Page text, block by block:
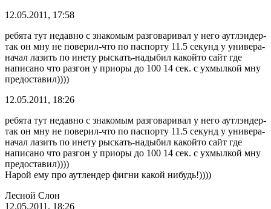
12.05.2011, 17:58
ребята тут недавно с знакомым разговаривал у него аутлэндер-
так он мну не поверил-что по паспорту 11.5 секунд у универа-
начал лазить по инету рыскать-надыбил какойто сайт где
написано что разгон у приоры до 100 14 сек. с ухмылкой мну
предоставил))))
12.05.2011, 18:26
ребята тут недавно с знакомым разговаривал у него аутлэндер-
так он мну не поверил-что по паспорту 11.5 секунд у универа-
начал лазить по инету рыскать-надыбил какойто сайт где
написано что разгон у приоры до 100 14 сек. с ухмылкой мну
предоставил))))
Нарой ему про аутлендер фигни какой нибудь!))))
Лесной Слон
12.05.2011, 18:26